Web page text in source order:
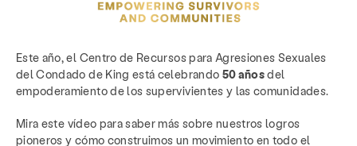
Este año, el Centro de Recursos para Agresiones Sexuales
del Condado de King está celebrando 50 añosdel
empoderamiento de los supervivientes y las comunidades.
Mira este vídeo para saber más sobre nuestros logros
pioneros y cómo construimos un movimiento en todo el